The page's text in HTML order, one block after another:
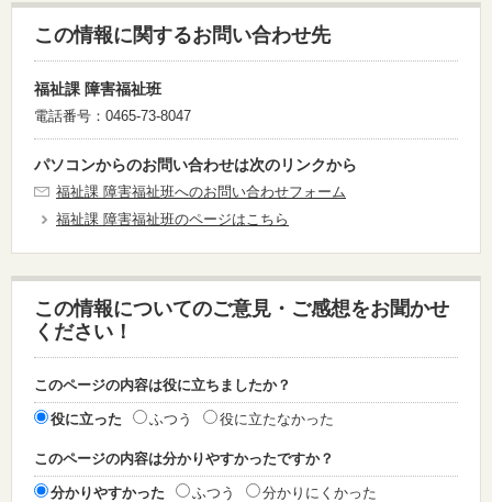
この情報に関するお問い合わせ先
福祉課 障害福祉班
電話番号：0465-73-8047
パソコンからのお問い合わせは次のリンクから
福祉課 障害福祉班へのお問い合わせフォーム
福祉課 障害福祉班のページはこちら
この情報についてのご意見・ご感想をお聞かせ
ください！
このページの内容は役に立ちましたか？
役に立った ふつう 役に立たなかった
このページの内容は分かりやすかったですか？
分かりやすかった ふつう 分かりにくかった